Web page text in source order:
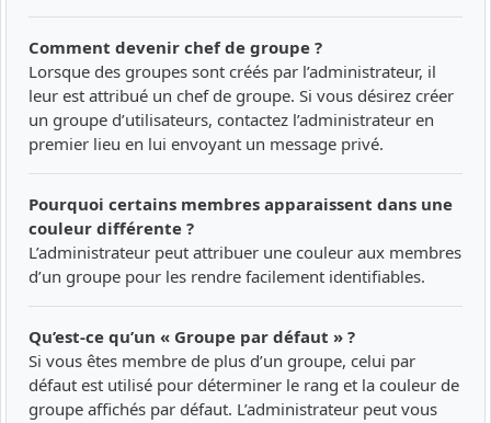
Comment devenir chef de groupe ?
Lorsque des groupes sont créés par l’administrateur, il
leur est attribué un chef de groupe. Si vous désirez créer
un groupe d’utilisateurs, contactez l’administrateur en
premier lieu en lui envoyant un message privé.
Pourquoi certains membres apparaissent dans une
couleur différente ?
L’administrateur peut attribuer une couleur aux membres
d’un groupe pour les rendre facilement identifiables.
Qu’est-ce qu’un « Groupe par défaut » ?
Si vous êtes membre de plus d’un groupe, celui par
défaut est utilisé pour déterminer le rang et la couleur de
groupe affichés par défaut. L’administrateur peut vous